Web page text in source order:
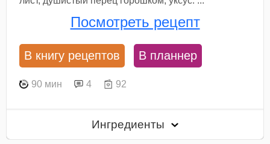
Посмотреть рецепт
В книгу рецептов В планнер
90 мин 4 92
Ингредиенты